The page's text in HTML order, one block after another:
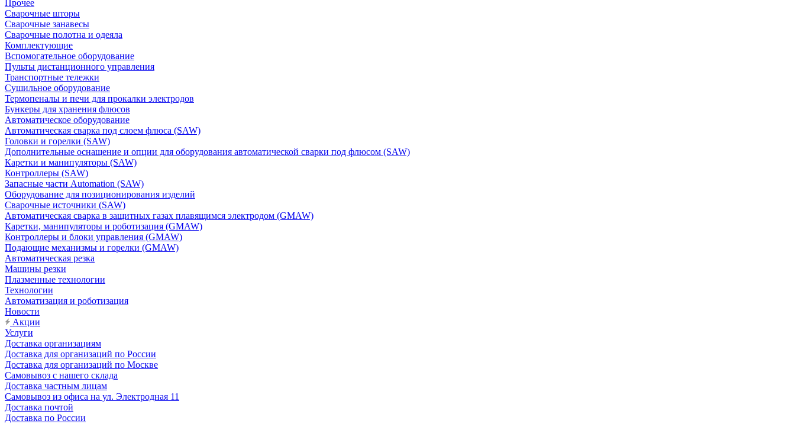
Прочее
Сварочные шторы
Сварочные занавесы
Сварочные полотна и одеяла
Комплектующие
Вспомогательное оборудование
Пульты дистанционного управления
Транспортные тележки
Сушильное оборудование
Термопеналы и печи для прокалки электродов
Бункеры для хранения флюсов
Автоматическое оборудование
Автоматическая сварка под слоем флюса (SAW)
Головки и горелки (SAW)
Дополнительные оснащение и опции для оборудования автоматической сварки под флюсом (SAW)
Каретки и манипуляторы (SAW)
Контроллеры (SAW)
Запасные части Automation (SAW)
Оборудование для позиционирования изделий
Сварочные источники (SAW)
Автоматическая сварка в защитных газах плавящимся электродом (GMAW)
Каретки, манипуляторы и роботизация (GMAW)
Контроллеры и блоки управления (GMAW)
Подающие механизмы и горелки (GMAW)
Автоматическая резка
Машины резки
Плазменные технологии
Технологии
Автоматизация и роботизация
Новости
Акции
Услуги
Доставка организациям
Доставка для организаций по России
Доставка для организаций по Москве
Самовывоз с нашего склада
Доставка частным лицам
Самовывоз из офиса на ул. Электродная 11
Доставка почтой
Доставка по России